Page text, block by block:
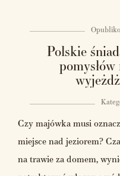
Polskie
Czy majówka musi
miejsce nad jeziorem?
na trawie za domem,